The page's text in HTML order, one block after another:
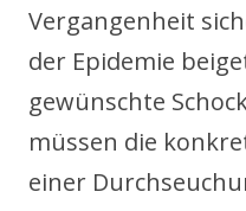
Vergangenheit
der Epidemie
gewünschte
müssen die
einer